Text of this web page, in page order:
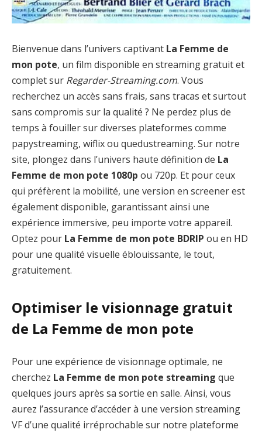
Bienvenue dans l’univers captivant La Femme de
mon pote, un film disponible en streaming gratuit et
complet sur Regarder-Streaming.com. Vous
recherchez un accès sans frais, sans tracas et surtout
sans compromis sur la qualité ? Ne perdez plus de
temps à fouiller sur diverses plateformes comme
papystreaming, wiflix ou quedustreaming. Sur notre
site, plongez dans l’univers haute définition de La
Femme de mon pote 1080p ou 720p. Et pour ceux
qui préfèrent la mobilité, une version en screener est
également disponible, garantissant ainsi une
expérience immersive, peu importe votre appareil.
Optez pour La Femme de mon pote BDRIP ou en HD
pour une qualité visuelle éblouissante, le tout,
gratuitement.
Optimiser le visionnage gratuit
de La Femme de mon pote
Pour une expérience de visionnage optimale, ne
cherchez La Femme de mon pote streaming que
quelques jours après sa sortie en salle. Ainsi, vous
aurez l’assurance d’accéder à une version streaming
VF d’une qualité irréprochable sur notre plateforme